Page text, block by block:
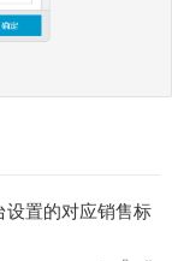
置的对应销售标